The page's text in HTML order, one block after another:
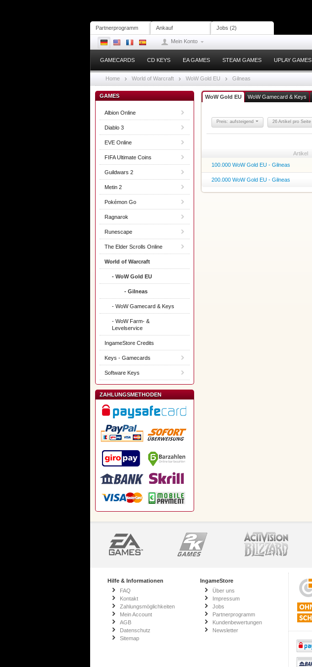
Partnerprogramm Ankauf Jobs (2)
Mein Konto
GAMECARDS CD KEYS EA GAMES STEAM GAMES UPLAY GAMES
Home World of Warcraft WoW Gold EU Gilneas
GAMES
Albion Online
Diablo 3
EVE Online
FIFA Ultimate Coins
Guildwars 2
Metin 2
Pokémon Go
Ragnarok
Runescape
The Elder Scrolls Online
World of Warcraft
- WoW Gold EU
- Gilneas
- WoW Gamecard & Keys
- WoW Farm- &
Levelservice
IngameStore Credits
Keys - Gamecards
Software Keys
ZAHLUNGSMETHODEN
WoW Gold EU WoW Gamecard & Keys
Preis: aufsteigend 26 Artikel pro Seite
Artikel
100.000 WoW Gold EU - Gilneas
200.000 WoW Gold EU - Gilneas
Hilfe & Informationen
FAQ
Kontakt
Zahlungsmöglichkeiten
Mein Account
AGB
Datenschutz
Sitemap
IngameStore
Über uns
Impressum
Jobs
Partnerprogramm
Kundenbewertungen
Newsletter